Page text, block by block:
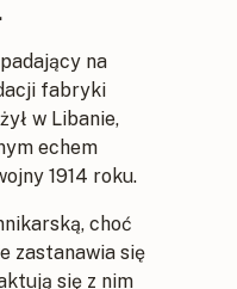
na
fabryki
w Libanie,
echem
1914 roku.
choć
zastanawia się
się z nim